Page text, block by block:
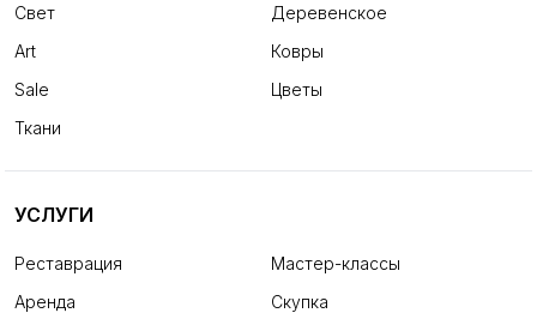
Свет
Деревенское
Art
Ковры
Sale
Цветы
Ткани
УСЛУГИ
Реставрация
Мастер-классы
Аренда
Скупка